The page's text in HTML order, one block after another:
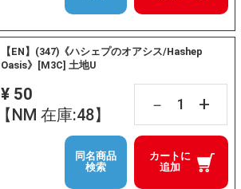
【EN】(347)《ハシェプのオアシス/Hashep
Oasis》[M3C] 土地U
¥ 50
【NM 在庫:48】
－ +
カートに
追加
同名商品
検索